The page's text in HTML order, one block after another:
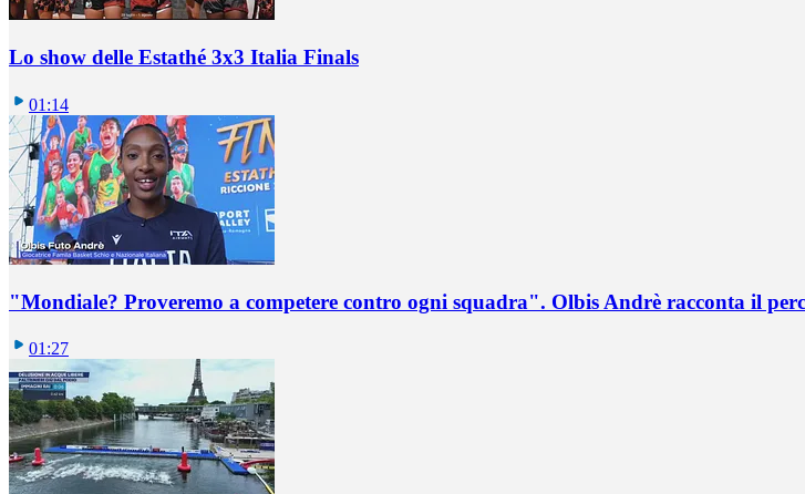
Lo show delle Estathé 3x3 Italia Finals
01:14
"Mondiale? Proveremo a competere contro ogni squadra". Olbis Andrè racconta il
01:27